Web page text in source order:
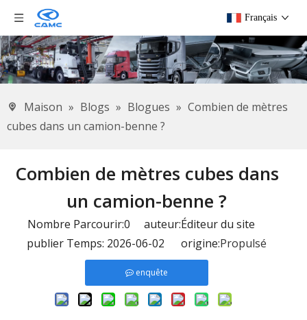
Français
Maison » Blogs » Blogues » Combien de mètres
cubes dans un camion-benne ?
Combien de mètres cubes dans
un camion-benne ?
Nombre Parcourir:0 auteur:Éditeur du site
publier Temps: 2026-06-02 origine:Propulsé
enquête